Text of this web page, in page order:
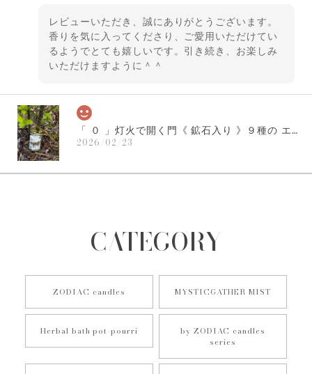
レビューいただき、誠にありがとうございます。
香りを気に入ってくださり、ご愛用いただけてい
るようでとても嬉しいです。引き続き、お楽しみ
いただけますように＾＾
「 ０ 」灯火で開く門《 鉱石入り 》９種の エシカル & ミネラルズ ハーバル バスポプリ｜into the Aurora ｜チャクラ 浄化 アロマ インテリア ソルト
2026/02/23
数年前にご注文いただいてから月日が経ち、改め
てご注文いただい、さまざまに感じていただけた
こと、とても嬉しく思います。引き続き楽しんで
ざいました。
CATEGORY
ZODIAC candles MYSTICGATHER MIST
Herbal bath pot-pourri
by ZODIAC candles
series